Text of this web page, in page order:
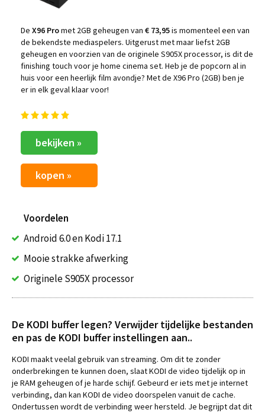
De X96 Promet 2GB geheugen van € 73,95is momenteel een van
de bekendste mediaspelers. Uitgerust met maar liefst 2GB
geheugen en voorzien van de originele S905X processor, is dit de
finishing touch voor je home cinema set. Heb je de popcorn al in
huis voor een heerlijk film avondje? Met de X96 Pro (2GB) ben je
er in elk geval klaar voor!
bekijken »
kopen »
Voordelen
Android 6.0 en Kodi 17.1
Mooie strakke afwerking
Originele S905X processor
De KODI buffer legen? Verwijder tijdelijke bestanden
en pas de KODI buffer instellingen aan..
KODI maakt veelal gebruik van streaming. Om dit te zonder
onderbrekingen te kunnen doen, slaat KODI de video tijdelijk op in
je RAM geheugen of je harde schijf. Gebeurd er iets met je internet
verbinding, dan kan KODI de video doorspelen vanuit de cache.
Ondertussen wordt de verbinding weer hersteld. Je begrijpt dat dit